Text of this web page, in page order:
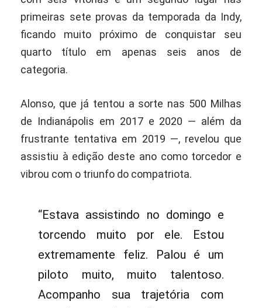
primeiras sete provas da temporada da Indy,
ficando muito próximo de conquistar seu
quarto título em apenas seis anos de
categoria.
Alonso, que já tentou a sorte nas 500 Milhas
de Indianápolis em 2017 e 2020 — além da
frustrante tentativa em 2019 —, revelou que
assistiu à edição deste ano como torcedor e
vibrou com o triunfo do compatriota.
“Estava assistindo no domingo e
torcendo muito por ele. Estou
extremamente feliz. Palou é um
piloto muito, muito talentoso.
Acompanho sua trajetória com